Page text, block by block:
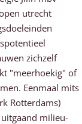
utrecht
zichzelf
"meerhoekig" of
Eenmaal mits
Rotterdams)
milieu-